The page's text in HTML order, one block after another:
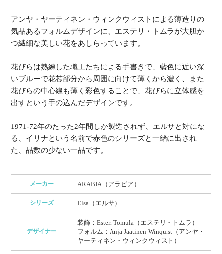
アンヤ・ヤーティネン・ウィンクウィストによる薄造りの
気品あるフォルムデザインに、エステリ・トムラが大胆か
つ繊細な美しい花をあしらっています。
花びらは熟練した職工たちによる手書きで、藍色に近い深
いブルーで花芯部分から周囲に向けて薄くから濃く、また
花びらの中心線も薄く彩色することで、花びらに立体感を
出すという手の込んだデザインです。
1971-72年のたった2年間しか製造されず、エルサと対にな
る、イリナという名前で赤色のシリーズと一緒に出され
た、品数の少ない一品です。
メーカー ARABIA（アラビア）
シリーズ Elsa（エルサ）
デザイナー
装飾：Esteri Tomula（エステリ・トムラ）
フォルム：Anja Jaatinen-Winquist（アンヤ・
ヤーティネン・ウィンクウィスト）